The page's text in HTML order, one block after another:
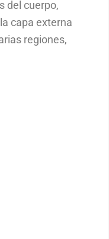
del cuerpo,
capa externa
regiones,